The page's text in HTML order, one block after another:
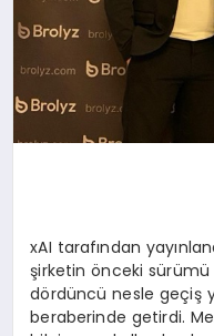
xAI tarafından
şirketin önceki sürümü
dördüncü nesle geçiş
beraberinde getirdi.